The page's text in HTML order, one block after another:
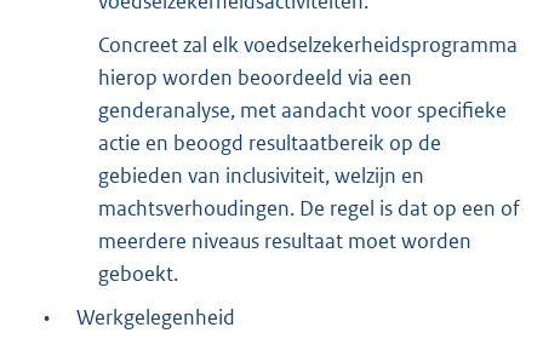
Concreet zal elk voedselzekerheidsprogramma
hierop worden beoordeeld via een
genderanalyse, met aandacht voor specifieke
actie en beoogd resultaatbereik op de
gebieden van inclusiviteit, welzijn en
machtsverhoudingen. De regel is dat op een of
meerdere niveaus resultaat moet worden
geboekt.
•
Werkgelegenheid